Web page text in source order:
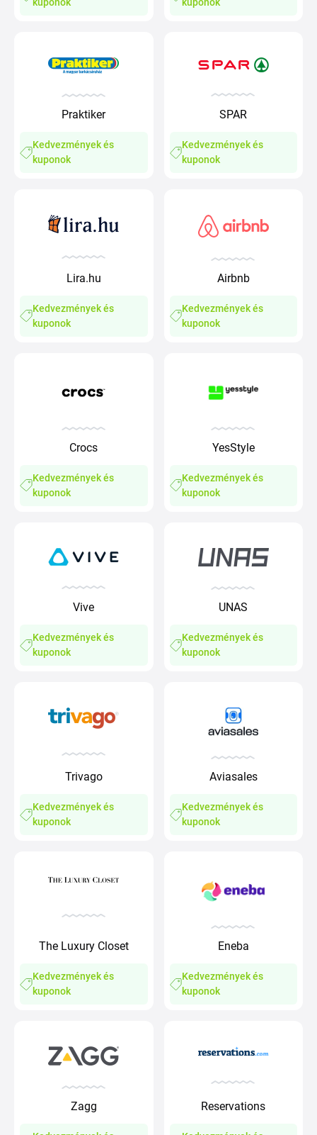
Praktiker
Kedvezmények és
kuponok
SPAR
Kedvezmények és
kuponok
Lira.hu
Kedvezmények és
kuponok
Airbnb
Kedvezmények és
kuponok
Crocs
Kedvezmények és
kuponok
YesStyle
Kedvezmények és
kuponok
Vive
Kedvezmények és
kuponok
UNAS
Kedvezmények és
kuponok
Trivago
Kedvezmények és
kuponok
Aviasales
Kedvezmények és
kuponok
The Luxury Closet
Kedvezmények és
kuponok
Eneba
Kedvezmények és
kuponok
Zagg Reservations